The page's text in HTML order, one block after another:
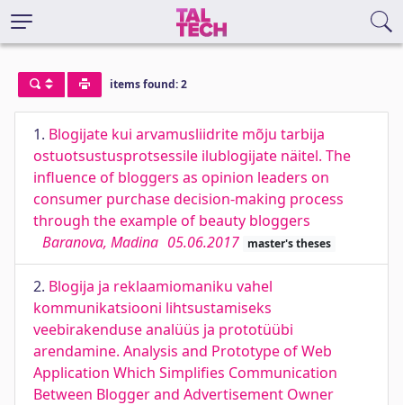
items found: 2
1. Blogijate kui arvamusliidrite mõju tarbija
ostuotsustusprotsessile ilublogijate näitel. The
influence of bloggers as opinion leaders on
consumer purchase decision-making process
through the example of beauty bloggers
Baranova, Madina 05.06.2017 master's theses
2. Blogija ja reklaamiomaniku vahel
kommunikatsiooni lihtsustamiseks
veebirakenduse analüüs ja prototüübi
arendamine. Analysis and Prototype of Web
Application Which Simplifies Communication
Between Blogger and Advertisement Owner